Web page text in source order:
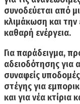
συνοδεύεται από
κλιμάκωση και
καθαρή ενέργεια.
Για παράδειγμα,
αδειοδότησης για
συναφείς
στέγης για
και γιανέα κτίρια